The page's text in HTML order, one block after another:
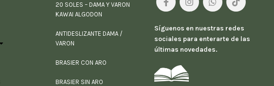
20 SOLES – DAMA Y VARON
KAWAI ALGODON
ANTIDESLIZANTE DAMA /
VARON
BRASIER CON ARO
BRASIER SIN ARO
Síguenos en nuestras redes
sociales para enterarte de las
últimas novedades.